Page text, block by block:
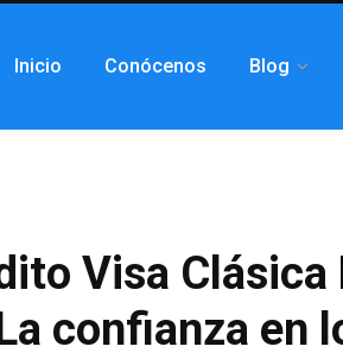
Inicio Conócenos Blog
Visa Clásica
confianza en